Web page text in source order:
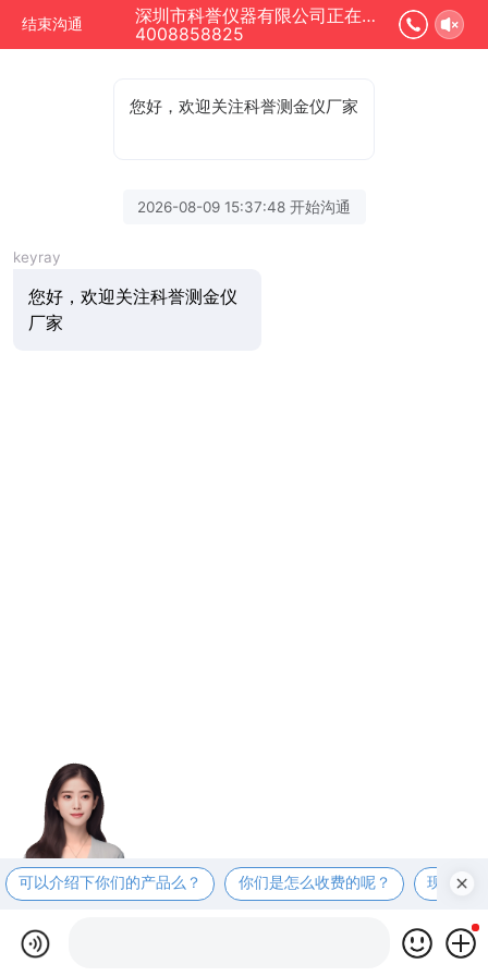
结束沟通
深圳市科誉仪器有限公司正在为您服务
4008858825
您好，欢迎关注科誉测金仪厂家
2026-08-09 15:37:48 开始沟通
keyray
您好，欢迎关注科誉测金仪
厂家
可以介绍下你们的产品么？ 你们是怎么收费的呢？ 现在有